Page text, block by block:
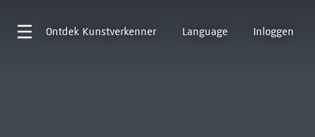
Ontdek Kunstverkenner Language Inloggen